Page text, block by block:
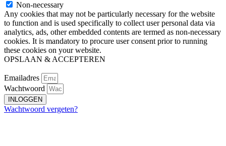
Non-necessary
Any cookies that may not be particularly necessary for the website
to function and is used specifically to collect user personal data via
analytics, ads, other embedded contents are termed as non-necessary
cookies. It is mandatory to procure user consent prior to running
these cookies on your website.
OPSLAAN & ACCEPTEREN
Emailadres
Wachtwoord
INLOGGEN
Wachtwoord vergeten?